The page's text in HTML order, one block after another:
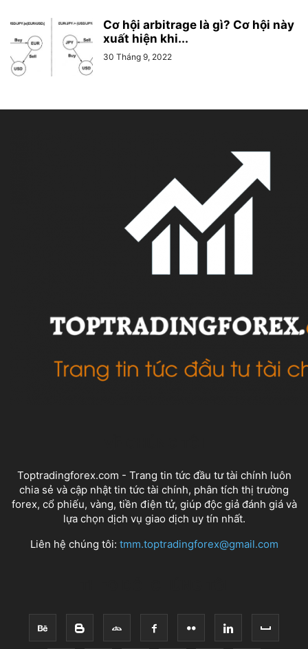
Cơ hội arbitrage là gì? Cơ hội này
xuất hiện khi...
30 Tháng 9, 2022
Toptradingforex.com - Trang tin tức đầu tư tài chính luôn
chia sẻ và cập nhật tin tức tài chính, phân tích thị trường
forex, cổ phiếu, vàng, tiền điện tử, giúp độc giả đánh giá và
lựa chọn dịch vụ giao dịch uy tín nhất.
Liên hệ chúng tôi: tmm.toptradingforex@gmail.com